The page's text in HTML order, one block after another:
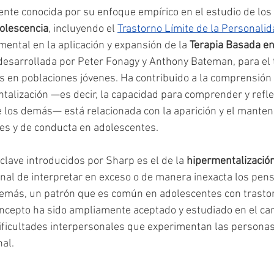
conocida por su enfoque empírico en el estudio de los
, incluyendo el Trastorno Límite de la
en la aplicación y expansión de la Terapia Basada
por Peter Fonagy y Anthony Bateman, para
en poblaciones jóvenes. Ha contribuido a la
—es decir, la capacidad para comprender y
los demás— está relacionada con la aparición y el
y de conducta en adolescentes.
introducidos por Sharp es el de la
de interpretar en exceso o de manera inexacta los
un patrón que es común en adolescentes con
ha sido ampliamente aceptado y estudiado en el
interpersonales que experimentan las